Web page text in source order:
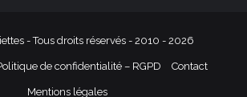
- Tous droits réservés - 2010 - 2026
de confidentialité – RGPD Contact
Mentions légales